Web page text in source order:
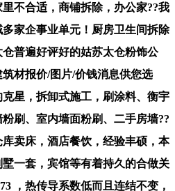
不合适，商铺拆除，办公家??我
家企事业单元！厨房卫生间拆除
普遍好评好的姑苏太仓粉饰公
材报价/图片/价钱消息供您选
星，拆卸式施工，刷涂料、衡宇
刷、室内墙面粉刷、二手房墙??
卖床，酒店餐饮，经验丰硕，本
一套，宾馆等有着持久的合做关
，热传导系数低而且连结不变，